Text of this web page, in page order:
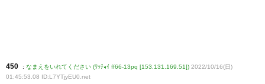
450 : なまえをいれてください (ﾜｯﾁｮｲ ff66-13pq [153.131.169.51]) 2022/10/16(日)
01:45:53.08 ID:L7YTjyEU0 .net